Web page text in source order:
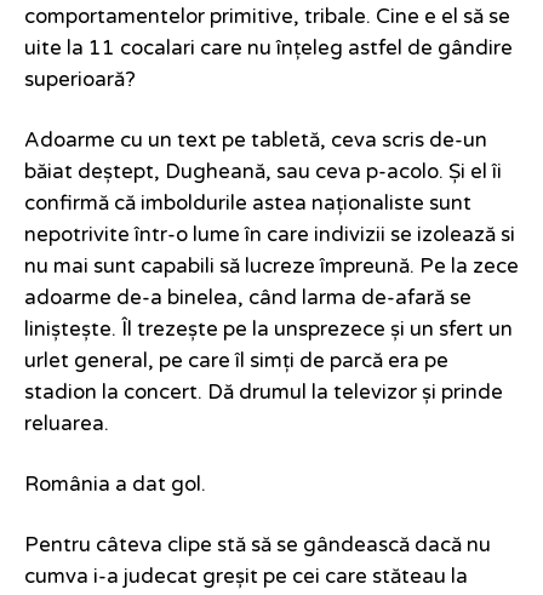
comportamentelor primitive, tribale. Cine e el să se
uite la 11 cocalari care nu înțeleg astfel de gândire
superioară?
Adoarme cu un text pe tabletă, ceva scris de-un
băiat deștept, Dugheană, sau ceva p-acolo. Și el îi
confirmă că imboldurile astea naționaliste sunt
nepotrivite într-o lume în care indivizii se izolează si
nu mai sunt capabili să lucreze împreună. Pe la zece
adoarme de-a binelea, când larma de-afară se
liniștește. Îl trezește pe la unsprezece și un sfert un
urlet general, pe care îl simți de parcă era pe
stadion la concert. Dă drumul la televizor și prinde
reluarea.
România a dat gol.
Pentru câteva clipe stă să se gândească dacă nu
cumva i-a judecat greșit pe cei care stăteau la